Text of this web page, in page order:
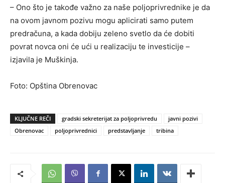
– Ono što je takođe važno za naše poljoprivrednike je da
na ovom javnom pozivu mogu aplicirati samo putem
predračuna, a kada dobiju zeleno svetlo da će dobiti
povrat novca oni će ući u realizaciju te investicije –
izjavila je Muškinja.
Foto: Opština Obrenovac
KLJUČNE REČI gradski sekreterijat za poljoprivredu
javni pozivi
Obrenovac
poljoprivrednici predstavljanje tribina